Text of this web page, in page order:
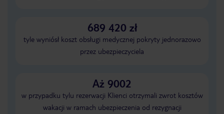
689 420 zł
tyle wyniósł koszt obsługi medycznej pokryty jednorazowo
przez ubezpieczyciela
Aż 9002
w przypadku tylu rezerwacji Klienci otrzymali zwrot kosztów
wakacji w ramach ubezpieczenia od rezygnacji